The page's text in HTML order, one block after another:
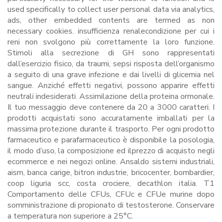
used specifically to collect user personal data via analytics,
ads, other embedded contents are termed as non
necessary cookies. insufficienza renalecondizione per cui i
reni non svolgono più correttamente la loro funzione.
Stimoli alla secrezione di GH sono rappresentati
dall’esercizio fisico, da traumi, sepsi risposta dell’organismo
a seguito di una grave infezione e dai livelli di glicemia nel
sangue. Anziché effetti negativi, possono apparire effetti
neutrali indesiderati. Assimilazione della proteina ormonale.
Il tuo messaggio deve contenere da 20 a 3000 caratteri. I
prodotti acquistati sono accuratamente imballati per la
massima protezione durante il trasporto. Per ogni prodotto
farmaceutico e parafarmaceutico è disponibile la posologia,
il modo d’uso, la composizione ed ilprezzo di acquisto negli
ecommerce e nei negozi online. Ansaldo sistemi industriali,
aism, banca carige, bitron industrie, bricocenter, bombardier,
coop liguria scc, costa crociere, decathlon italia. T1
Comportamento delle CFUs, CFUc e CFUe murine dopo
somministrazione di propionato di testosterone. Conservare
a temperatura non superiore a 25°C.